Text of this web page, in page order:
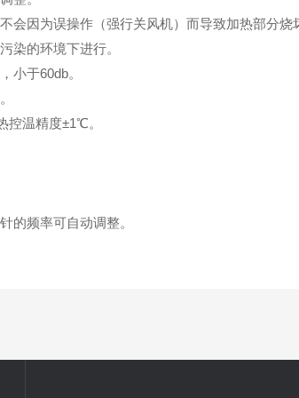
因为误操作（强行关风机）而导致加热部分烧
染的环境下进行。
小于60db。
控温精度±1℃。
的频率可自动调整。